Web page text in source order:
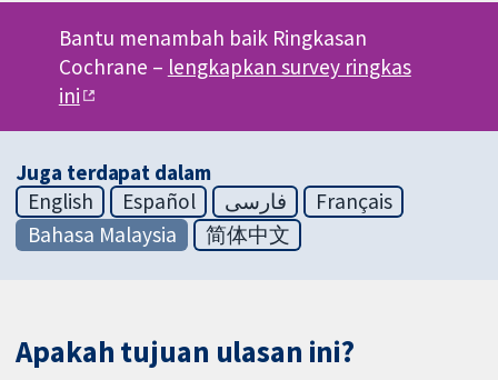
Bantu menambah baik Ringkasan
Cochrane – lengkapkan survey ringkas
ini
Juga terdapat dalam
English
Español فارسی
Français
Bahasa Malaysia
简体中文
Apakah tujuan ulasan ini?